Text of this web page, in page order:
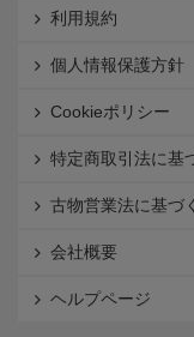
利用規約
個人情報保護方針
Cookieポリシー
特定商取引法に基
古物営業法に基づ
会社概要
ヘルプページ